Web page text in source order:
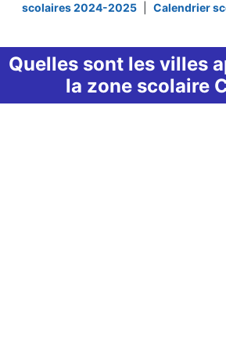
scolaires 2024-2025
Calendrier
Quelles sont les villes
la zone scolaire